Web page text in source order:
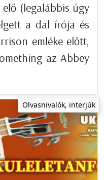
(legalábbis úgy
a dal írója és
emléke előtt,
az Abbey
Olvasnivalók, interjúk